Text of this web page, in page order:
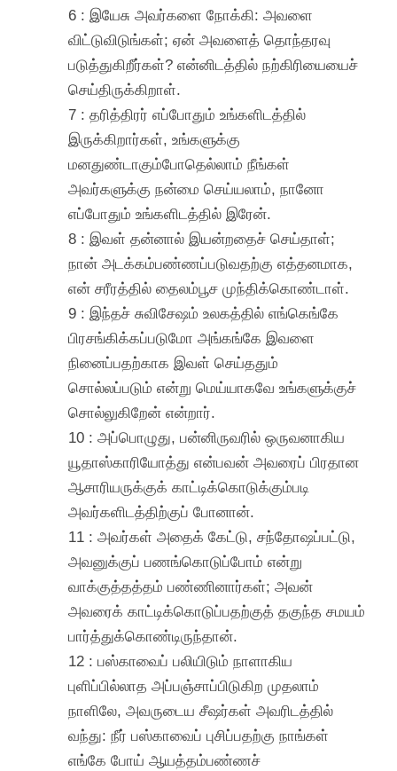
6 : இயேசு அவர்களை நோக்கி: அவளை
விட்டுவிடுங்கள்; ஏன் அவளைத் தொந்தரவு
படுத்துகிறீர்கள்? என்னிடத்தில் நற்கிரியையைச்
செய்திருக்கிறாள்.
7 : தரித்திரர் எப்போதும் உங்களிடத்தில்
இருக்கிறார்கள், உங்களுக்கு
மனதுண்டாகும்போதெல்லாம் நீங்கள்
அவர்களுக்கு நன்மை செய்யலாம், நானோ
எப்போதும் உங்களிடத்தில் இரேன்.
8 : இவள் தன்னால் இயன்றதைச் செய்தாள்;
நான் அடக்கம்பண்ணப்படுவதற்கு எத்தனமாக,
என் சரீரத்தில் தைலம்பூச முந்திக்கொண்டாள்.
9 : இந்தச் சுவிசேஷம் உலகத்தில் எங்கெங்கே
பிரசங்கிக்கப்படுமோ அங்கங்கே இவளை
நினைப்பதற்காக இவள் செய்ததும்
சொல்லப்படும் என்று மெய்யாகவே உங்களுக்குச்
சொல்லுகிறேன் என்றார்.
10 : அப்பொழுது, பன்னிருவரில் ஒருவனாகிய
யூதாஸ்காரியோத்து என்பவன் அவரைப் பிரதான
ஆசாரியருக்குக் காட்டிக்கொடுக்கும்படி
அவர்களிடத்திற்குப் போனான்.
11 : அவர்கள் அதைக் கேட்டு, சந்தோஷப்பட்டு,
அவனுக்குப் பணங்கொடுப்போம் என்று
வாக்குத்தத்தம் பண்ணினார்கள்; அவன்
அவரைக் காட்டிக்கொடுப்பதற்குத் தகுந்த சமயம்
பார்த்துக்கொண்டிருந்தான்.
12 : பஸ்காவைப் பலியிடும் நாளாகிய
புளிப்பில்லாத அப்பஞ்சாப்பிடுகிற முதலாம்
நாளிலே, அவருடைய சீஷர்கள் அவரிடத்தில்
வந்து: நீர் பஸ்காவைப் புசிப்பதற்கு நாங்கள்
எங்கே போய் ஆயத்தம்பண்ணச்